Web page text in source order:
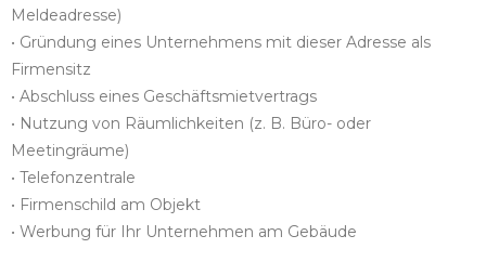
Meldeadresse)
• Gründung eines Unternehmens mit dieser Adresse als
Firmensitz
• Abschluss eines Geschäftsmietvertrags
• Nutzung von Räumlichkeiten (z. B. Büro- oder
Meetingräume)
• Telefonzentrale
• Firmenschild am Objekt
• Werbung für Ihr Unternehmen am Gebäude